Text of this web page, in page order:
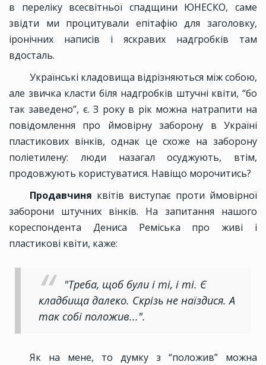
в переліку всесвітньої спадщини ЮНЕСКО, саме
звідти ми процитували епітафію для заголовку,
іронічних написів і яскравих надгробків там
вдосталь.
Українські кладовища відрізняються між собою,
але звичка класти біля надгробків штучні квіти, “бо
так заведено”, є. З року в рік можна натрапити на
повідомлення про ймовірну заборону в Україні
пластикових вінків, однак це схоже на заборону
поліетилену: люди назагал осуджують, втім,
продовжують користуватися. Навіщо морочитись?
Продавчиня квітів виступає проти ймовірної
заборони штучних вінків. На запитання нашого
кореспондента Дениса Реміська про живі і
пластикові квіти, каже:
"Треба, щоб були і ті, і ті. Є
кладбища далеко. Скрізь не наїздися. А
так собі положив...".
Як на мене, то думку з “положив” можна